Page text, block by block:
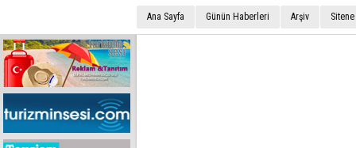
Ana Sayfa Günün Haberleri Arşiv